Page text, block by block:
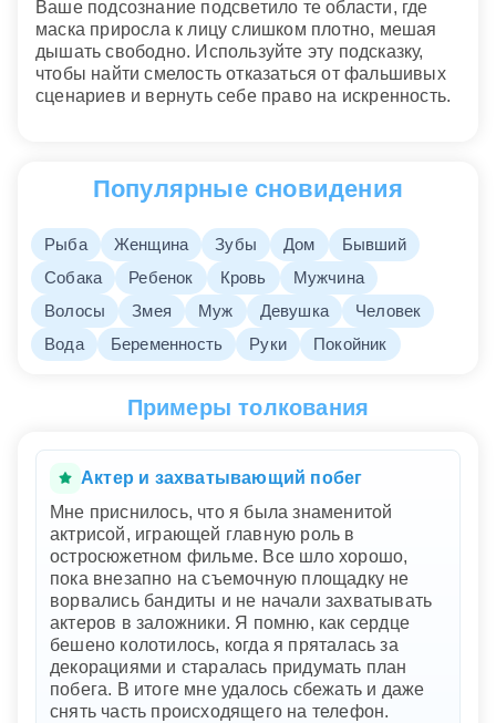
Ваше подсознание подсветило те области, где
маска приросла к лицу слишком плотно, мешая
дышать свободно. Используйте эту подсказку,
чтобы найти смелость отказаться от фальшивых
сценариев и вернуть себе право на искренность.
Популярные сновидения
Рыба Женщина Зубы Дом
Бывший
Собака
Ребенок Кровь
Мужчина
Волосы
Змея Муж Девушка
Человек
Вода
Беременность Руки Покойник
Примеры толкования
Актер и захватывающий побег
Мне приснилось, что я была знаменитой
актрисой, играющей главную роль в
остросюжетном фильме. Все шло хорошо,
пока внезапно на съемочную площадку не
ворвались бандиты и не начали захватывать
актеров в заложники. Я помню, как сердце
бешено колотилось, когда я пряталась за
декорациями и старалась придумать план
побега. В итоге мне удалось сбежать и даже
снять часть происходящего на телефон.